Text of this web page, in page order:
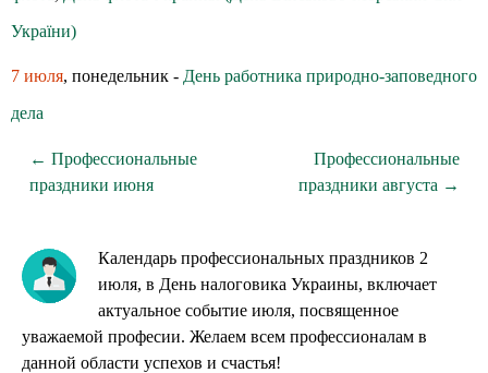
України)
7 июля, понедельник - День работника природно-заповедного
дела
← Профессиональные
праздники июня
Профессиональные
праздники августа →
Календарь профессиональных праздников 2
июля, в День налоговика Украины, включает
актуальное событие июля, посвященное
уважаемой професии. Желаем всем профессионалам в
данной области успехов и счастья!